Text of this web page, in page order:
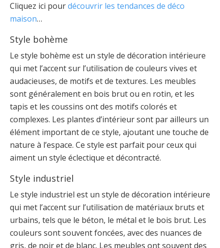
Cliquez ici pourdécouvrir les tendances de déco
maison…
Style bohème
Le style bohème est un style de décoration intérieure
qui met l’accent sur l’utilisation de couleurs vives et
audacieuses, de motifs et de textures. Les meubles
sont généralement en bois brut ou en rotin, et les
tapis et les coussins ont des motifs colorés et
complexes. Les plantes d’intérieur sont par ailleurs un
élément important de ce style, ajoutant une touche de
nature à l’espace. Ce style est parfait pour ceux qui
aiment un style éclectique et décontracté.
Style industriel
Le style industriel est un style de décoration intérieure
qui met l’accent sur l’utilisation de matériaux bruts et
urbains, tels que le béton, le métal et le bois brut. Les
couleurs sont souvent foncées, avec des nuances de
gris, de noir et de blanc. Les meubles ont souvent des